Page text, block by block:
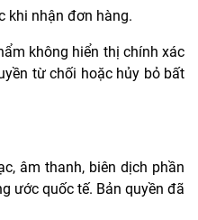
khi nhận đơn hàng.
không hiển thị chính xác
từ chối hoặc hủy bỏ bất
âm thanh, biên dịch phần
ước quốc tế. Bản quyền đã